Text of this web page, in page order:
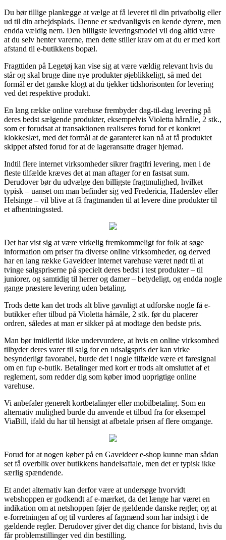
Du bør tillige planlægge at vælge at få leveret til din privatbolig eller
ud til din arbejdsplads. Denne er sædvanligvis en kende dyrere, men
endda vældig nem. Den billigste leveringsmodel vil dog altid være
at du selv henter varerne, men dette stiller krav om at du er med kort
afstand til e-butikkens bopæl.
Fragttiden på Legetøj kan vise sig at være vældig relevant hvis du
står og skal bruge dine nye produkter øjeblikkeligt, så med det
formål er det ganske klogt at du tjekker tidshorisonten for levering
ved det respektive produkt.
En lang række online varehuse frembyder dag-til-dag levering på
deres bedst sælgende produkter, eksempelvis Violetta hårnåle, 2 stk.,
som er forudsat at transaktionen realiseres forud for et konkret
klokkeslæt, med det formål at de garanteret kan nå at få produktet
skippet afsted forud for at de lageransatte drager hjemad.
Indtil flere internet virksomheder sikrer fragtfri levering, men i de
fleste tilfælde kræves det at man aftager for en fastsat sum.
Derudover bør du udvælge den billigste fragtmulighed, hvilket
typisk – uanset om man befinder sig ved Fredericia, Haderslev eller
Helsinge – vil blive at få fragtmanden til at levere dine produkter til
et afhentningssted.
Det har vist sig at være virkelig fremkommeligt for folk at søge
information om priser fra diverse online virksomheder, og derved
har en lang række Gaveideer internet varehuse været nødt til at
tvinge salgspriserne på specielt deres bedst i test produkter – til
juniorer, og samtidig til herrer og damer – betydeligt, og endda nogle
gange præstere levering uden betaling.
Trods dette kan det trods alt blive gavnligt at udforske nogle få e-
butikker efter tilbud på Violetta hårnåle, 2 stk. før du placerer
ordren, således at man er sikker på at modtage den bedste pris.
Man bør imidlertid ikke undervurdere, at hvis en online virksomhed
tilbyder deres varer til salg for en udsalgspris der kan virke
besynderligt favorabel, burde det i nogle tilfælde være et faresignal
om en fup e-butik. Betalinger med kort er trods alt omsluttet af et
reglement, som redder dig som køber imod uoprigtige online
varehuse.
Vi anbefaler generelt kortbetalinger eller mobilbetaling. Som en
alternativ mulighed burde du anvende et tilbud fra for eksempel
ViaBill, ifald du har til hensigt at afbetale prisen af flere omgange.
Forud for at nogen køber på en Gaveideer e-shop kunne man sådan
set få overblik over butikkens handelsaftale, men det er typisk ikke
særlig spændende.
Et andet alternativ kan derfor være at undersøge hvorvidt
webshoppen er godkendt af e-mærket, da det længe har været en
indikation om at netshoppen føjer de gældende danske regler, og at
e-forretningen af og til vurderes af fagmænd som har indsigt i de
gældende regler. Derudover giver det dig chance for bistand, hvis du
får problemstillinger ved din bestilling.